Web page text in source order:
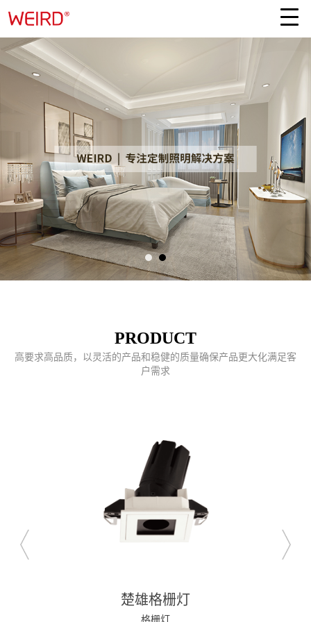
PRODUCT
高要求高品质，以灵活的产品和稳健的质量确保产品更大化满足客
户需求
楚雄格栅灯
格栅灯